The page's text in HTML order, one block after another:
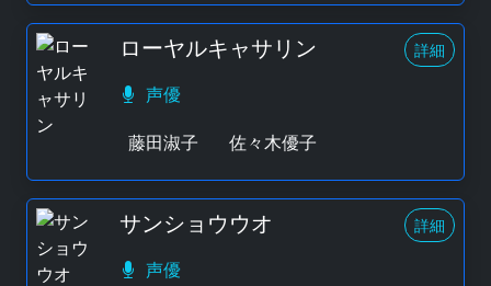
ローヤルキャサリン 詳細
声優
藤田淑子
佐々木優子
サンショウウオ 詳細
声優